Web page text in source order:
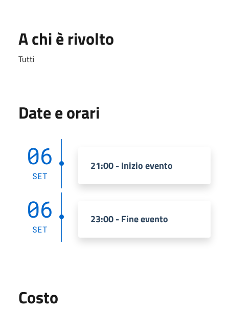
A chi è rivolto
Tutti
Date e orari
06
SET
21:00 - Inizio evento
06
SET
23:00 - Fine evento
Costo